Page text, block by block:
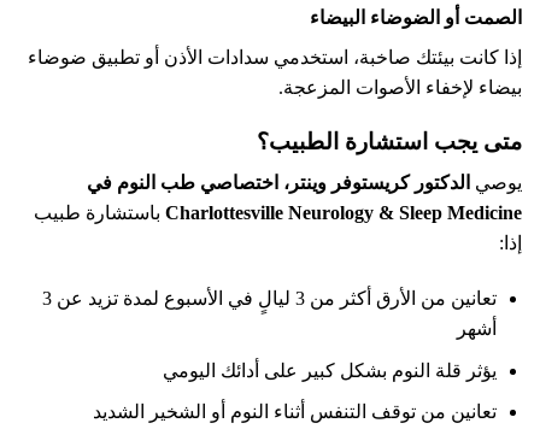
الصمت أو الضوضاء البيضاء
إذا كانت بيئتك صاخبة، استخدمي سدادات الأذن أو تطبيق ضوضاء
بيضاء لإخفاء الأصوات المزعجة.
متى يجب استشارة الطبيب؟
يوصي الدكتور كريستوفر وينتر، اختصاصي طب النوم في
Charlottesville Neurology & Sleep Medicine باستشارة طبيب
إذا:
تعانين من الأرق أكثر من 3 ليالٍ في الأسبوع لمدة تزيد عن 3
أشهر
يؤثر قلة النوم بشكل كبير على أدائك اليومي
تعانين من توقف التنفس أثناء النوم أو الشخير الشديد